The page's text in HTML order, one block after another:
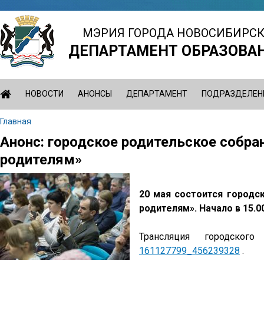
Jump
to
navigation
МЭРИЯ ГОРОДА
ДЕПАРТАМЕНТ
НОВОСТИ АНОНСЫ ДЕПАРТАМЕНТ
Вы
здесь
Главная
Back
to
top
Анонс: городское родительское
родителям»
20 мая состоится
родителям». Начало в
Трансляция
161127799_456239328 .